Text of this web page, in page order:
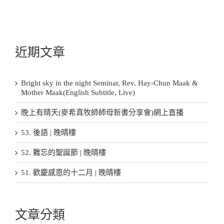
近期文章
Bright sky in the night Seminar, Rev. Hay-Chun Maak &
Mother Maak(English Subtitle, Live)
晚上有晴天(麥希真牧師師母新書分享會)網上直播
53. 後語 | 晚晴樓
52. 難忘的聖誕節 | 晚晴樓
51. 歡慶感恩的十二月 | 晚晴樓
文章分類